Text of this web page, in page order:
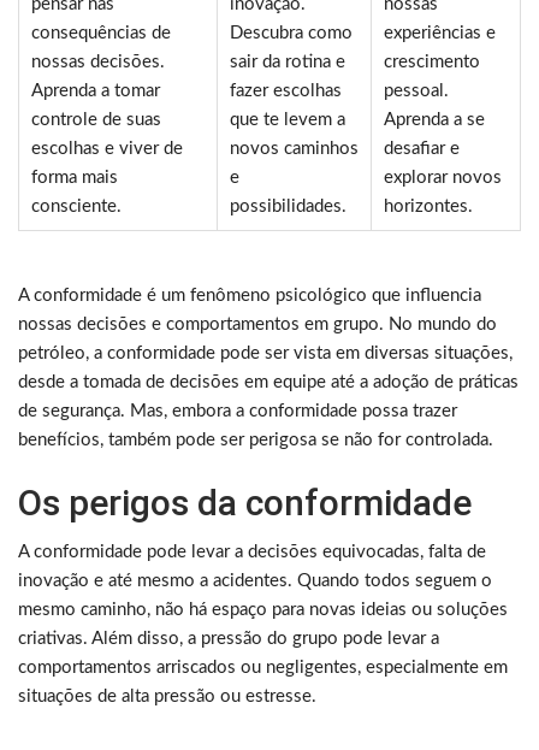
pensar nas
consequências de
nossas decisões.
Aprenda a tomar
controle de suas
escolhas e viver de
forma mais
consciente.
inovação.
Descubra como
sair da rotina e
fazer escolhas
que te levem a
novos caminhos
e
possibilidades.
nossas
experiências e
crescimento
pessoal.
Aprenda a se
desafiar e
explorar novos
horizontes.
A conformidade é um fenômeno psicológico que influencia
nossas decisões e comportamentos em grupo. No mundo do
petróleo, a conformidade pode ser vista em diversas situações,
desde a tomada de decisões em equipe até a adoção de práticas
de segurança. Mas, embora a conformidade possa trazer
benefícios, também pode ser perigosa se não for controlada.
Os perigos da conformidade
A conformidade pode levar a decisões equivocadas, falta de
inovação e até mesmo a acidentes. Quando todos seguem o
mesmo caminho, não há espaço para novas ideias ou soluções
criativas. Além disso, a pressão do grupo pode levar a
comportamentos arriscados ou negligentes, especialmente em
situações de alta pressão ou estresse.